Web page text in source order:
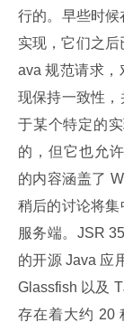
行的。早些时候
实现，它们之
ava 规范请求
现保持一致性
于某个特定的
的，但它也允
的内容涵盖了
稍后的讨论将
服务端。JSR
的开源 Java 应
Glassfish 以及
存在着大约 20